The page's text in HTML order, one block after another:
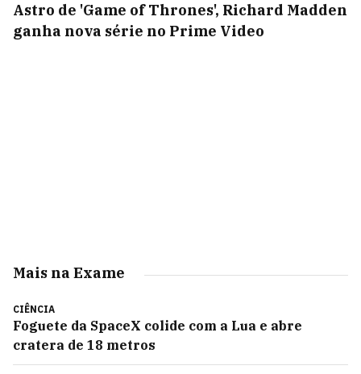
Astro de 'Game of Thrones', Richard Madden
ganha nova série no Prime Video
Mais na Exame
CIÊNCIA
Foguete da SpaceX colide com a Lua e abre
cratera de 18 metros